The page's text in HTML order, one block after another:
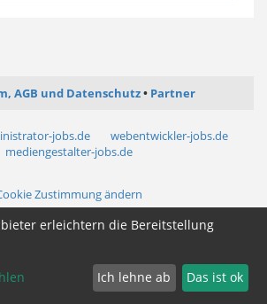
AGB und Datenschutz Partner
jobs.de
webentwickler-jobs.de
mediengestalter-jobs.de
Zustimmung ändern
erleichtern die Bereitstellung
Ich lehne ab Das ist ok